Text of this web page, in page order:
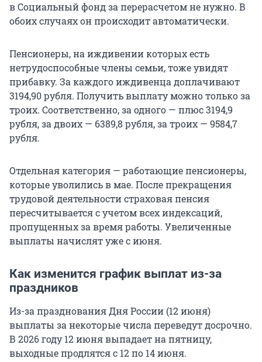
в Социальный фонд за перерасчетом не нужно. В
обоих случаях он происходит автоматически.
Пенсионеры, на иждивении которых есть
нетрудоспособные члены семьи, тоже увидят
прибавку. За каждого иждивенца доплачивают
3194,90 рубля. Получить выплату можно только за
троих. Соответственно, за одного — плюс 3194,9
рубля, за двоих — 6389,8 рубля, за троих — 9584,7
рубля.
Отдельная категория — работающие пенсионеры,
которые уволились в мае. После прекращения
трудовой деятельности страховая пенсия
пересчитывается с учетом всех индексаций,
пропущенных за время работы. Увеличенные
выплаты начислят уже с июня.
Как изменится график выплат из-за
праздников
Из-за празднования Дня России (12 июня)
выплаты за некоторые числа переведут досрочно.
В 2026 году 12 июня выпадает на пятницу,
выходные продлятся с 12 по 14 июня.